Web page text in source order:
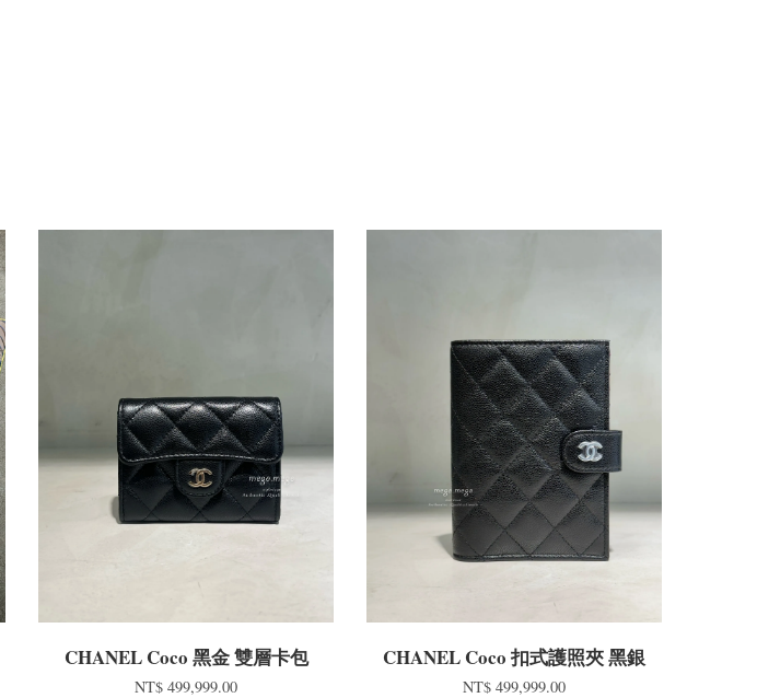
CHANEL Coco 黑金 雙層卡包
NT$ 499,999.00
CHANEL Coco 扣式護照夾 黑銀
NT$ 499,999.00